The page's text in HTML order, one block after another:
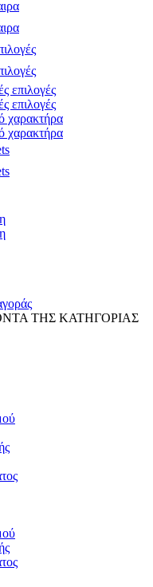
επιλογές
επιλογές
χαρακτήρα
χαρακτήρα
ΤΗΣ ΚΑΤΗΓΟΡΙΑΣ